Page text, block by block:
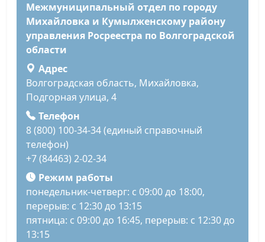
Межмуниципальный отдел по городу
Михайловка и Кумылженскому району
управления Росреестра по Волгоградской
области
Адрес
Волгоградская область, Михайловка,
Подгорная улица, 4
Телефон
8 (800) 100-34-34 (единый справочный
телефон)
+7 (84463) 2-02-34
Режим работы
понедельник-четверг: с 09:00 до 18:00,
перерыв: с 12:30 до 13:15
пятница: с 09:00 до 16:45, перерыв: с 12:30 до
13:15